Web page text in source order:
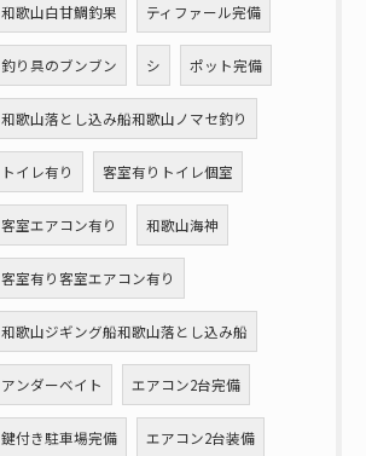
和歌山白甘鯛釣果 ティファール完備
釣り具のブンブン シ ポット完備
和歌山落とし込み船和歌山ノマセ釣り
トイレ有り 客室有りトイレ個室
客室エアコン有り 和歌山海神
客室有り客室エアコン有り
和歌山ジギング船和歌山落とし込み船
アンダーベイト エアコン2台完備
鍵付き駐車場完備 エアコン2台装備